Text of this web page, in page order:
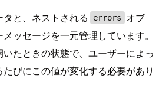
と、ネストされる errors
オブ
ッセージを一元管理しています。
たときの状態で、ユーザーによっ
びにこの値が変化する必要があり